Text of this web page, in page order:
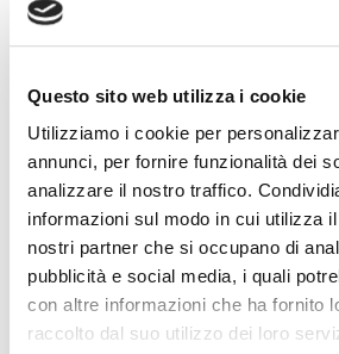
Questo sito web utilizza i cookie
Utilizziamo i cookie per
annunci, per fornire funzionalità dei
analizzare il nostro traffico.
informazioni sul modo in cui utilizza
nostri partner che si occupano di
pubblicità e social media, i quali
con altre informazioni che ha fornito
raccolto dal suo utilizzo dei loro
Cognome Associato
Nome Associato